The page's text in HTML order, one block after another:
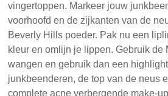
vingertoppen. Markeer jouw
voorhoofd en de zijkanten van de
Beverly Hills poeder. Pak nu een
kleur en omlijn je lippen. Gebruik de
wangen en gebruik dan een
junkbeenderen, de top van de neus
complete acne verbergende make-